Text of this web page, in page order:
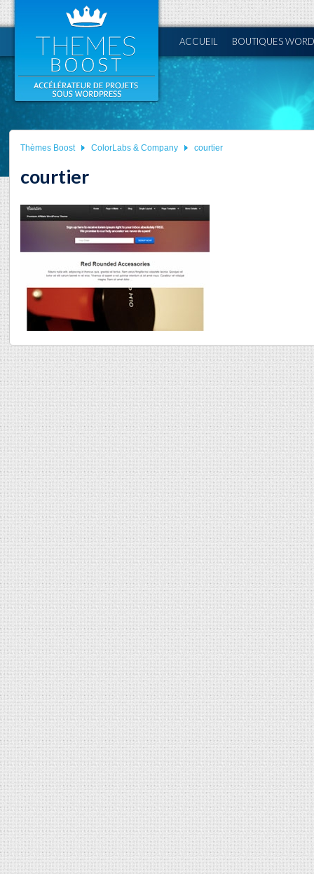
ACCUEIL BOUTIQUES
Thèmes Boost ColorLabs & Company courtier
courtier